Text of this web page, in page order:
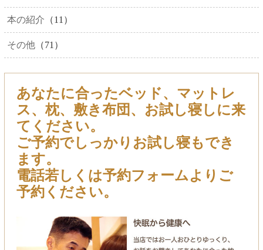
本の紹介 （11）
その他（71）
あなたに合ったベッド、マットレ
ス、枕、敷き布団、お試し寝しに来
てください。
ご予約でしっかりお試し寝もでき
ます。
電話若しくは予約フォームよりご
予約ください。